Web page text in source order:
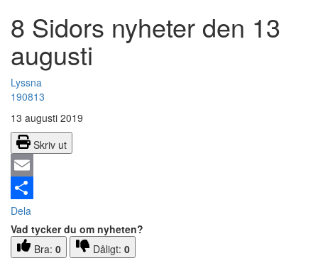
8 Sidors nyheter den 13
augusti
Lyssna
190813
13 augusti 2019
Skriv ut
Email
Dela
Vad tycker du om nyheten?
Bra: 0 Dåligt: 0